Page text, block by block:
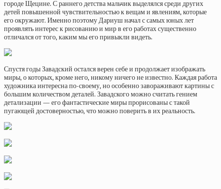
городе Щецине. С раннего детства мальчик выделялся среди других
детей повышенной чувствительностью к вещам и явлениям, которые
его окружают. Именно поэтому Дариуш начал с самых юных лет
проявлять интерес к рисованию и мир в его работах существенно
отличался от того, каким мы его привыкли видеть.
Спустя годы Завадский остался верен себе и продолжает изображать
миры, о которых, кроме него, никому ничего не известно. Каждая работа
художника интересна по-своему, но особенно завораживают картины с
большим количеством деталей. Завадского можно считать гением
детализации — его фантастические миры прорисованы с такой
пугающей достоверностью, что можно поверить в их реальность.